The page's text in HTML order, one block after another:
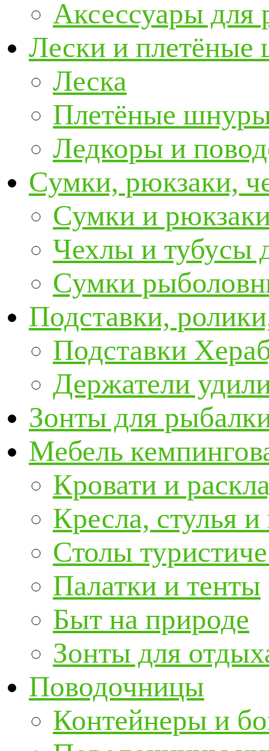
Аксессуары для
Лески и
Леска
Плетёные
Ледкоры и
Сумки, рюкзаки,
Сумки и
Чехлы и тубусы
Сумки
Подставки,
Подставки
Держатели
Зонты для
Мебель
Кровати и
Кресла, стулья
Столы
Палатки и тенты
Быт на природе
Зонты для
Поводочницы
Контейнеры и